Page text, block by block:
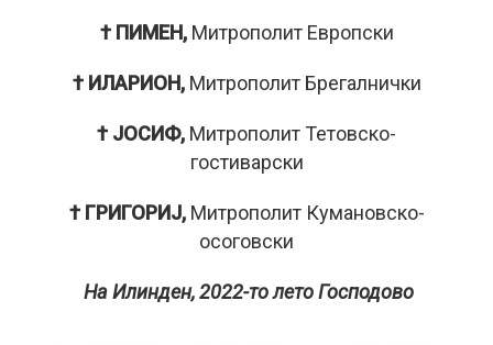
† ПИМЕН, Митрополит Европски
† ИЛАРИОН, Митрополит Брегалнички
† ЈОСИФ, Митрополит Тетовско-
гостиварски
† ГРИГОРИЈ, Митрополит Кумановско-
осоговски
На Илинден, 2022-то лето Господово